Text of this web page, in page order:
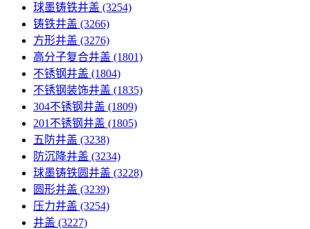
球墨铸铁井盖 (3254)
铸铁井盖 (3266)
方形井盖 (3276)
高分子复合井盖 (1801)
不锈钢井盖 (1804)
不锈钢装饰井盖 (1835)
304不锈钢井盖 (1809)
201不锈钢井盖 (1805)
五防井盖 (3238)
防沉降井盖 (3234)
球墨铸铁圆井盖 (3228)
圆形井盖 (3239)
压力井盖 (3254)
井盖 (3227)